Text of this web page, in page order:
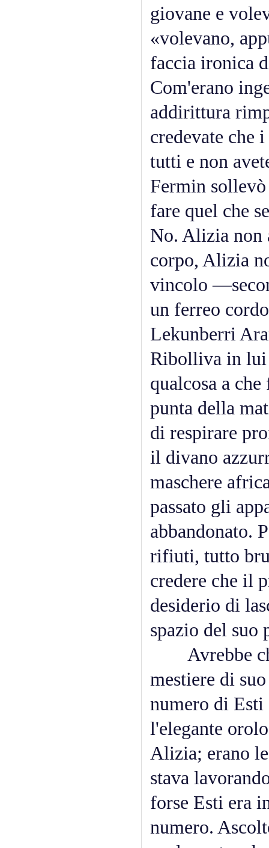
giovane e
«volevano,
faccia ironica
Com'erano
addirittura
credevate che
tutti e non
Fermin
fare quel che
No. Alizia non
corpo, Alizia
vincolo
un ferreo
Lekunberri
Ribolliva in lui
qualcosa a
punta della
di respirare
il divano
maschere
passato gli
abbandonato.
rifiuti, tutto
credere che il
desiderio di
spazio del suo
Avrebbe
mestiere di
numero di Esti
l'elegante
Alizia; erano
stava
forse Esti era
numero.